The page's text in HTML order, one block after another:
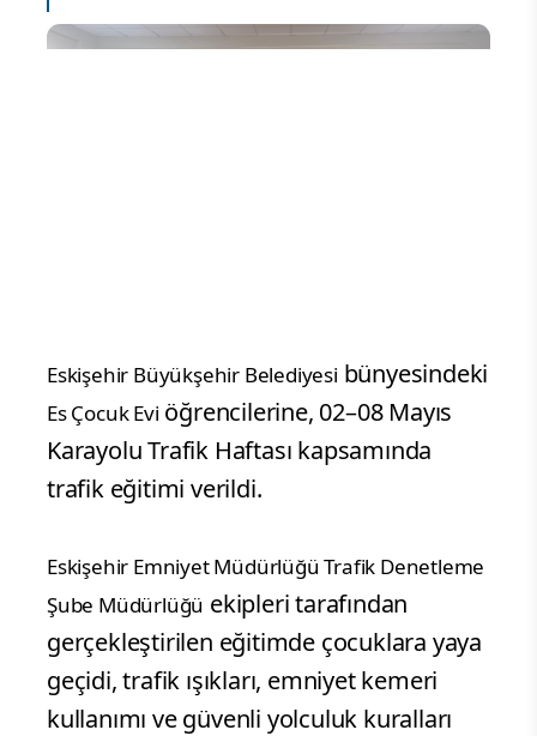
Eskişehir Büyükşehir Belediyesi bünyesindeki
Es Çocuk Evi öğrencilerine, 02–08 Mayıs
Karayolu Trafik Haftası kapsamında
trafik eğitimi verildi.
Eskişehir Emniyet Müdürlüğü Trafik Denetleme
Şube Müdürlüğü ekipleri tarafından
gerçekleştirilen eğitimde çocuklara yaya
geçidi, trafik ışıkları, emniyet kemeri
kullanımı ve güvenli yolculuk kuralları